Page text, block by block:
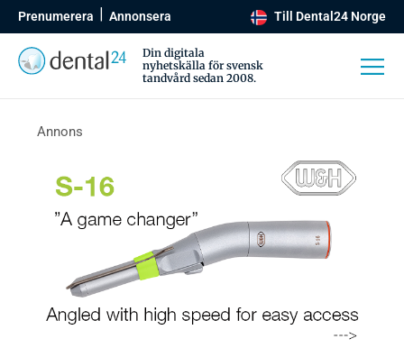
Prenumerera Annonsera Till Dental24 Norge
Din digitala
nyhetskälla för svensk
tandvård sedan 2008.